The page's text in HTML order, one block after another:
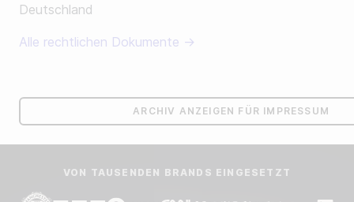
Deutschland
Alle rechtlichen Dokumente →
ARCHIV ANZEIGEN FÜR IMPRESSUM
VON TAUSENDEN BRANDS EINGESETZT